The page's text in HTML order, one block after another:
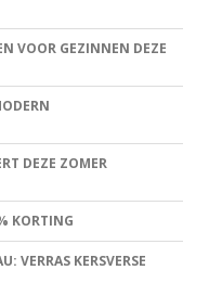
VOOR GEZINNEN DEZE
DEZE ZOMER
KORTING
VERRAS KERSVERSE